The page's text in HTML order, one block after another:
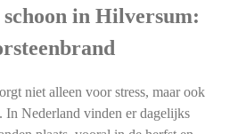
in Hilversum:
niet alleen voor stress, maar ook
In Nederland vinden er dagelijks